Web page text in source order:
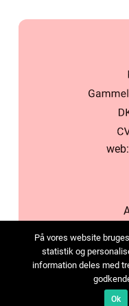
web:
På vores website
statistik og
information deles med
Ok